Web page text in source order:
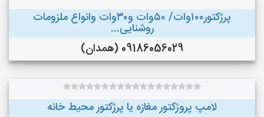
پرژکتور۱۰۰وات/ ۵۰وات و۳۰وات وانواع ملزومات
روشنایی...
09186056029 (همدان)
لامپ پروژکتور مغازه یا پرژکتور محیط خانه